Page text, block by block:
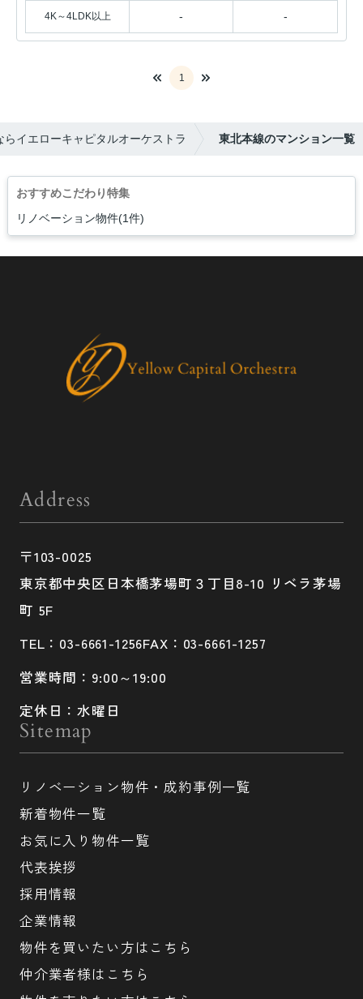
4K～4LDK以上 - -
1
イエローキャピタルオーケストラ 東北本線のマンション一覧
おすすめこだわり特集
リノベーション物件(1件)
Address
〒103-0025
東京都中央区日本橋茅場町３丁目8-10 リベラ茅場
町 5F
TEL：03-6661-1256FAX：03-6661-1257
営業時間：9:00～19:00
定休日：水曜日
Sitemap
リノベーション物件・成約事例一覧
新着物件一覧
お気に入り物件一覧
代表挨拶
採用情報
企業情報
物件を買いたい方はこちら
仲介業者様はこちら